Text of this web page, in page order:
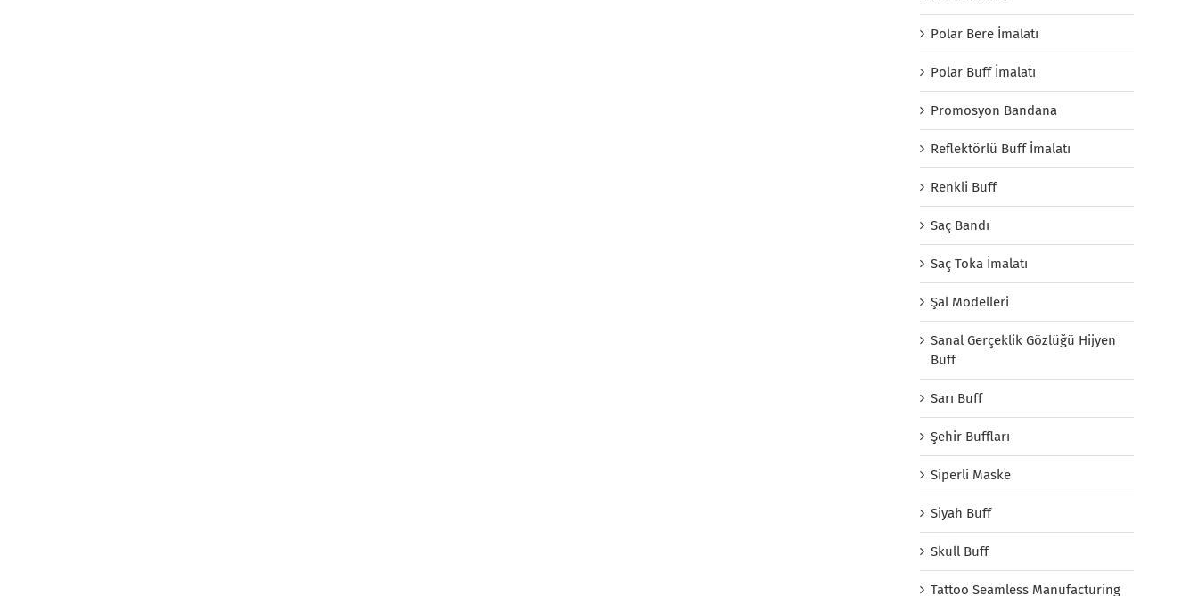
Polar Bere İmalatı
Polar Buff İmalatı
Promosyon Bandana
Reflektörlü Buff İmalatı
Renkli Buff
Saç Bandı
Saç Toka İmalatı
Şal Modelleri
Sanal Gerçeklik Gözlüğü Hijyen
Buff
Sarı Buff
Şehir Buffları
Siperli Maske
Siyah Buff
Skull Buff
Tattoo Seamless Manufacturing